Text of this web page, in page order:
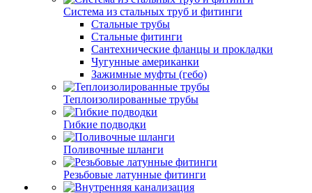
Система из стальных труб и фитинги
Стальные трубы
Стальные фитинги
Сантехнические фланцы и прокладки
Чугунные американки
Зажимные муфты (гебо)
Теплоизолированные трубы
Гибкие подводки
Поливочные шланги
Резьбовые латунные фитинги